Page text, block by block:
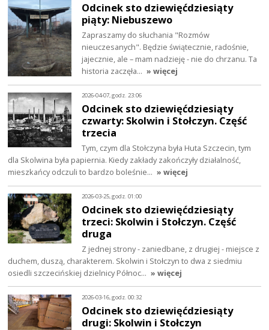
Odcinek sto dziewięćdziesiąty
piąty: Niebuszewo
Zapraszamy do słuchania "Rozmów
nieuczesanych". Będzie świątecznie, radośnie,
jajecznie, ale – mam nadzieję - nie do chrzanu. Ta
historia zaczęła… » więcej
2026-04-07, godz. 23:06
Odcinek sto dziewięćdziesiąty
czwarty: Skolwin i Stołczyn. Część
trzecia
Tym, czym dla Stołczyna była Huta Szczecin, tym
dla Skolwina była papiernia. Kiedy zakłady zakończyły działalność,
mieszkańcy odczuli to bardzo boleśnie… » więcej
2026-03-25, godz. 01:00
Odcinek sto dziewięćdziesiąty
trzeci: Skolwin i Stołczyn. Część
druga
Z jednej strony - zaniedbane, z drugiej - miejsce z
duchem, duszą, charakterem. Skolwin i Stołczyn to dwa z siedmiu
osiedli szczecińskiej dzielnicy Północ… » więcej
2026-03-16, godz. 00:32
Odcinek sto dziewięćdziesiąty
drugi: Skolwin i Stołczyn